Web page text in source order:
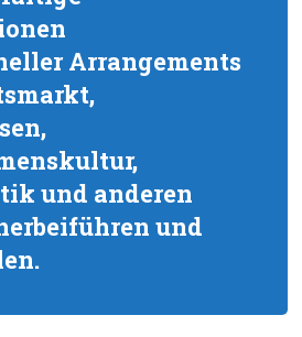
Arrangements
und anderen
und